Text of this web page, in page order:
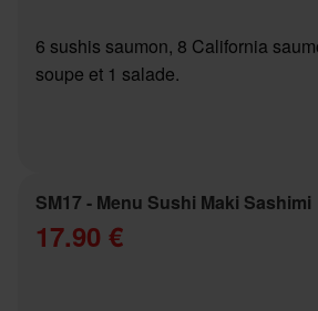
6 sushis saumon, 8 California
soupe et 1 salade.
SM17 - Menu Sushi Maki Sashimi
17.90 €